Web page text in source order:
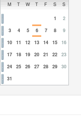
M T W T F S S
1
2
3
4 5 6 7 8
9
10
11 12 13 14 15
16
17
18 19 20 21 22
23
24
25 26 27 28 29
30
31